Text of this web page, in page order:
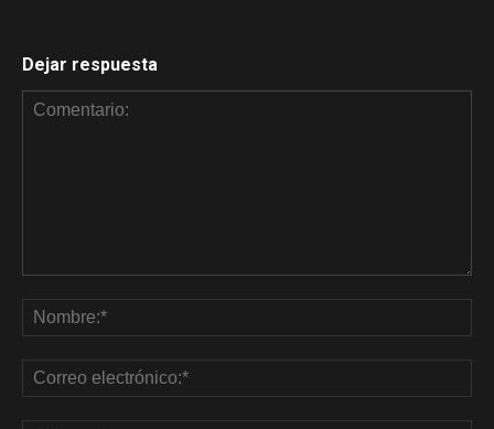
Dejar respuesta